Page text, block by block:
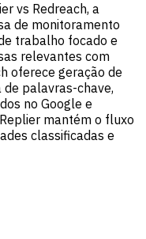
vs Redreach, a
de monitoramento
trabalho focado e
relevantes com
oferece geração de
de palavras-chave,
no Google e
mantém o fluxo
classificadas e